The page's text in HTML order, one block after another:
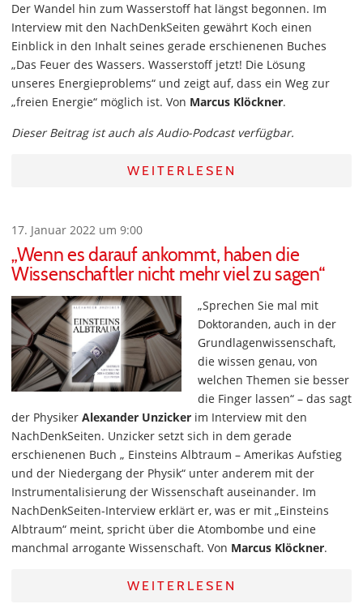
Der Wandel hin zum Wasserstoff hat längst begonnen. Im
Interview mit den NachDenkSeiten gewährt Koch einen
Einblick in den Inhalt seines gerade erschienenen Buches
„Das Feuer des Wassers. Wasserstoff jetzt! Die Lösung
unseres Energieproblems“ und zeigt auf, dass ein Weg zur
„freien Energie“ möglich ist. Von Marcus Klöckner.
Dieser Beitrag ist auch als Audio-Podcast verfügbar.
WEITERLESEN
17. Januar 2022 um 9:00
„Wenn es darauf ankommt, haben die
Wissenschaftler nicht mehr viel zu sagen“
„Sprechen Sie mal mit
Doktoranden, auch in der
Grundlagenwissenschaft,
die wissen genau, von
welchen Themen sie besser
die Finger lassen“ – das sagt
der Physiker Alexander Unzicker im Interview mit den
NachDenkSeiten. Unzicker setzt sich in dem gerade
erschienenen Buch „ Einsteins Albtraum – Amerikas Aufstieg
und der Niedergang der Physik“ unter anderem mit der
Instrumentalisierung der Wissenschaft auseinander. Im
NachDenkSeiten-Interview erklärt er, was er mit „Einsteins
Albtraum“ meint, spricht über die Atombombe und eine
manchmal arrogante Wissenschaft. Von Marcus Klöckner.
WEITERLESEN